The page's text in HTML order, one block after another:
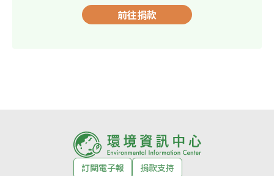
前往捐款
訂閱電子報 捐款支持